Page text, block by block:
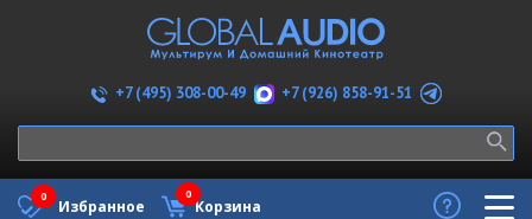
+7 (495) 308-00-49 +7 (926) 858-91-51
Избранное
0
Корзина
0